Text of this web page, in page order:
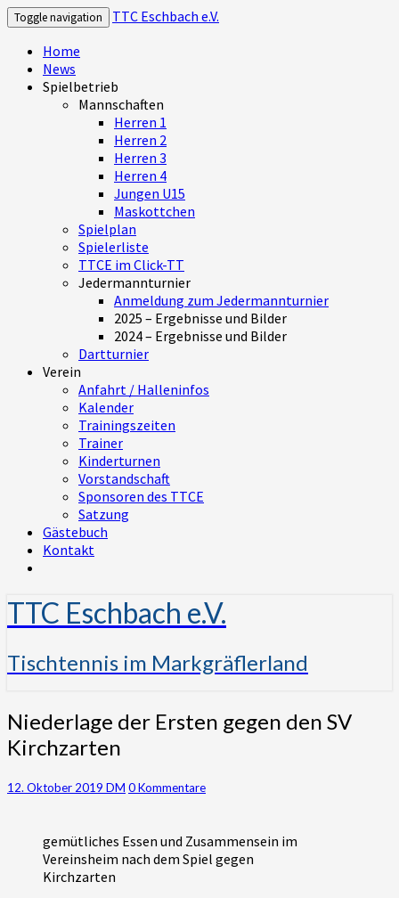
Toggle navigation
TTC Eschbach e.V.
Home
News
Spielbetrieb
Mannschaften
Herren 1
Herren 2
Herren 3
Herren 4
Jungen U15
Maskottchen
Spielplan
Spielerliste
TTCE im Click-TT
Jedermannturnier
Anmeldung zum Jedermannturnier
2025 – Ergebnisse und Bilder
2024 – Ergebnisse und Bilder
Dartturnier
Verein
Anfahrt / Halleninfos
Kalender
Trainingszeiten
Trainer
Kinderturnen
Vorstandschaft
Sponsoren des TTCE
Satzung
Gästebuch
Kontakt
TTC Eschbach e.V.
Tischtennis im Markgräflerland
Niederlage
der
Ersten
den
Niederlage der Ersten gegen den SV
Kirchzarten
12. Oktober 2019 DM Kommentare
0 Kommentare
gemütliches Essen und Zusammensein im
Vereinsheim nach dem Spiel gegen
Kirchzarten